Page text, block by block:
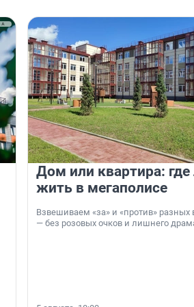
Дом или квартира:
жить в мегаполисе
Взвешиваем «за» и «против» разных
— без розовых очков и лишнего